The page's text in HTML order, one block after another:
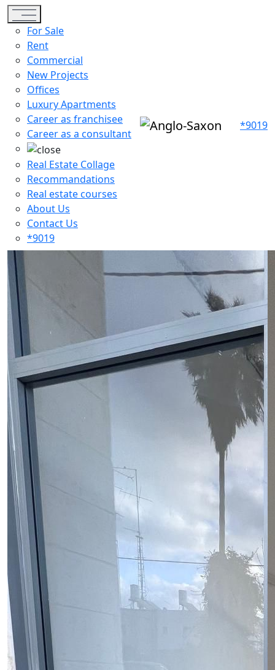
Toggle navigation
For Sale
Rent
Commercial
New Projects
Offices
Luxury Apartments
Career as franchisee
Career as a consultant
Real Estate Collage
Recommandations
Real estate courses
About Us
Contact Us
*9019
*9019